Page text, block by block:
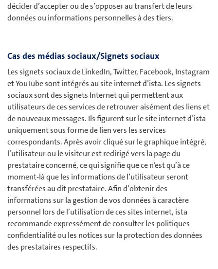
décider d’accepter ou de s’opposer au transfert de leurs
données ou informations personnelles à des tiers.
Cas des médias sociaux/Signets sociaux
Les signets sociaux de LinkedIn, Twitter, Facebook, Instagram
et YouTube sont intégrés au site internet d’ista. Les signets
sociaux sont des signets Internet qui permettent aux
utilisateurs de ces services de retrouver aisément des liens et
de nouveaux messages. Ils figurent sur le site internet d’ista
uniquement sous forme de lien vers les services
correspondants. Après avoir cliqué sur le graphique intégré,
l’utilisateur ou le visiteur est redirigé vers la page du
prestataire concerné, ce qui signifie que ce n’est qu’à ce
moment-là que les informations de l’utilisateur seront
transférées au dit prestataire. Afin d’obtenir des
informations sur la gestion de vos données à caractère
personnel lors de l’utilisation de ces sites internet, ista
recommande expressément de consulter les politiques
confidentialité ou les notices sur la protection des données
des prestataires respectifs.